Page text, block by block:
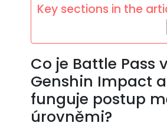
Key sections in the
Co je Battle Pass v
Genshin Impact
funguje postup
úrovněmi?